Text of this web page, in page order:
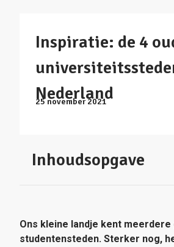
Inspiratie: de 4
Nederland
25 november 2021
Inhoudsopgave
Ons kleine landje kent
studentensteden. Sterker nog,